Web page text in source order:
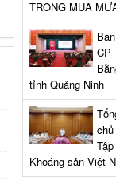
TRONG MÙA
CP
tỉnh Quảng Ninh
Khoáng sản Việt